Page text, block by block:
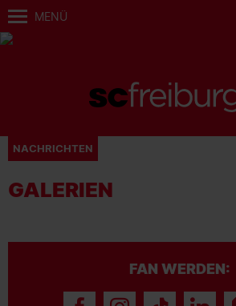
MENÜ
NACHRICHTEN
GALERIEN
FAN WERDEN: